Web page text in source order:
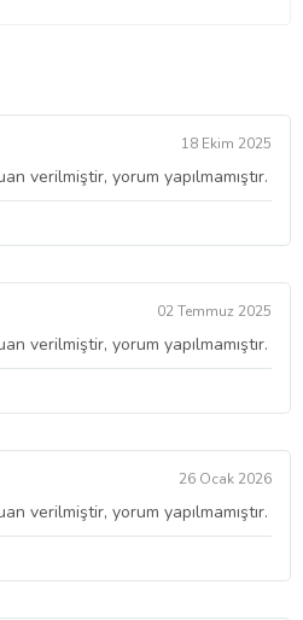
18 Ekim 2025
verilmiştir, yorum yapılmamıştır.
02 Temmuz 2025
verilmiştir, yorum yapılmamıştır.
26 Ocak 2026
verilmiştir, yorum yapılmamıştır.